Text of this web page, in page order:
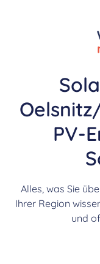
PV-
Alles, was Sie
Ihrer Region
und